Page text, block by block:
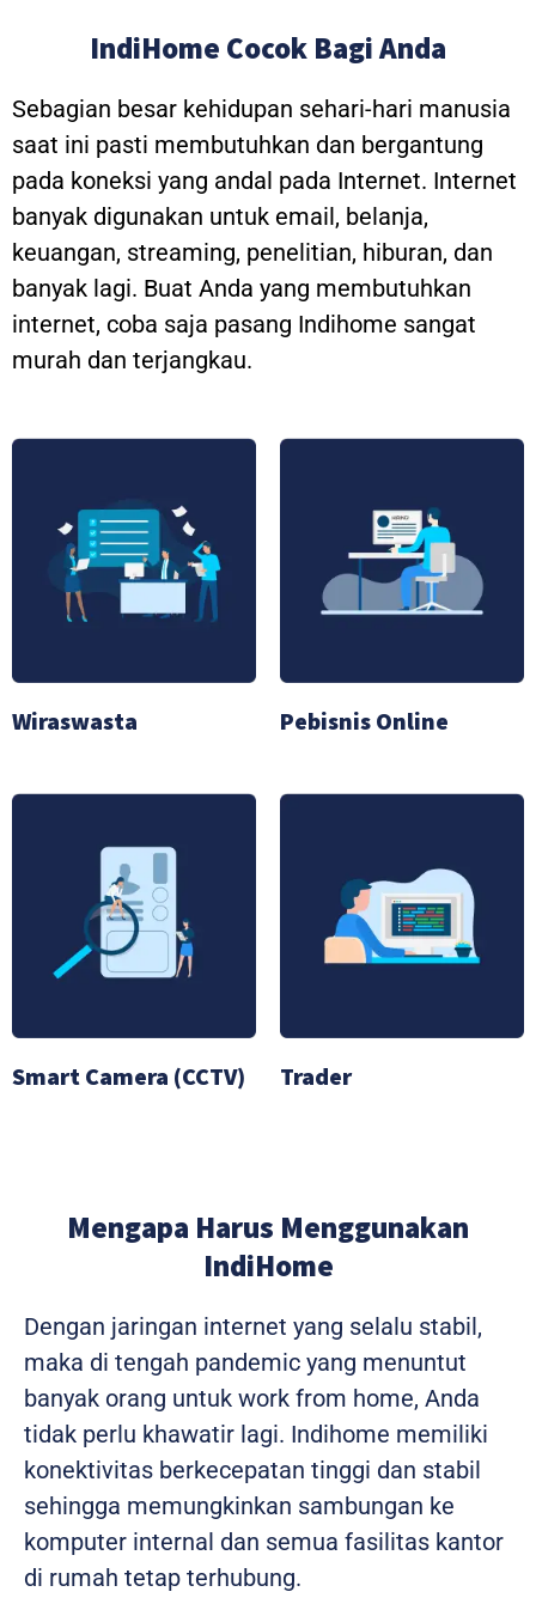
IndiHome Cocok Bagi Anda
Sebagian besar kehidupan sehari-hari manusia
saat ini pasti membutuhkan dan bergantung
pada koneksi yang andal pada Internet. Internet
banyak digunakan untuk email, belanja,
keuangan, streaming, penelitian, hiburan, dan
banyak lagi. Buat Anda yang membutuhkan
internet, coba saja pasang Indihome sangat
murah dan terjangkau.
Wiraswasta Pebisnis Online
Smart Camera (CCTV) Trader
Mengapa Harus Menggunakan
IndiHome
Dengan jaringan internet yang selalu stabil,
maka di tengah pandemic yang menuntut
banyak orang untuk work from home, Anda
tidak perlu khawatir lagi. Indihome memiliki
konektivitas berkecepatan tinggi dan stabil
sehingga memungkinkan sambungan ke
komputer internal dan semua fasilitas kantor
di rumah tetap terhubung.